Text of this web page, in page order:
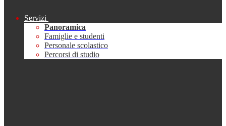
Servizi
Panoramica
Famiglie e studenti
Personale scolastico
Percorsi di studio